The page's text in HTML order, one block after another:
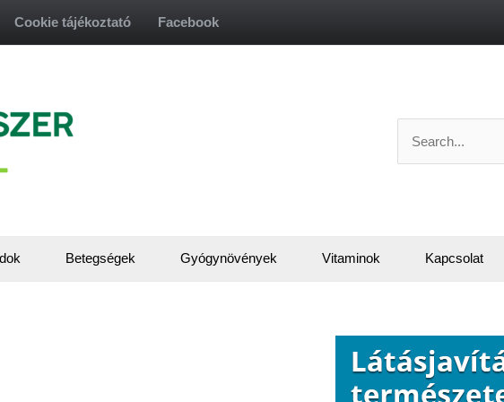
Cookie tájékoztató Facebook
for:
Betegségek Gyógynövények Vitaminok Kapcsolat